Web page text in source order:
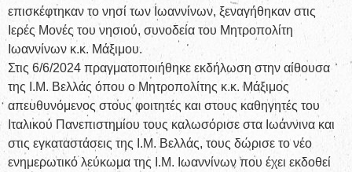
επισκέφτηκαν το νησί των Ιωαννίνων, ξεναγήθηκαν στις
Ιερές Μονές του νησιού, συνοδεία του Μητροπολίτη
Ιωαννίνων κ.κ. Μάξιμου.
Στις 6/6/2024 πραγματοποιήθηκε εκδήλωση στην αίθουσα
της Ι.Μ. Βελλάς όπου ο Μητροπολίτης κ.κ. Μάξιμος
απευθυνόμενος στους φοιτητές και στους καθηγητές του
Ιταλικού Πανεπιστημίου τους καλωσόρισε στα Ιωάννινα και
στις εγκαταστάσεις της Ι.Μ. Βελλάς, τους δώρισε το νέο
ενημερωτικό λεύκωμα της Ι.Μ. Ιωαννίνων που έχει εκδοθεί